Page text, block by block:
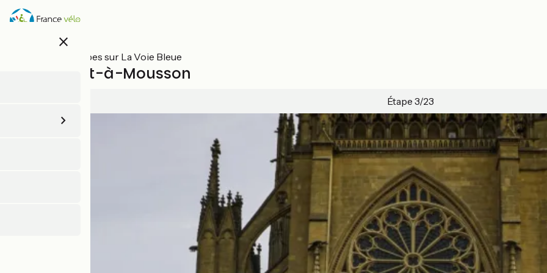
Aller
au
close
Toutes les étapes sur La Voie Bleue
Metz / Pont-à-Mousson
Étape 3/23